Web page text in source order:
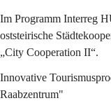
Im Programm Interreg
oststeirische
„City Cooperation II“.
Innovative
Raabzentrum"